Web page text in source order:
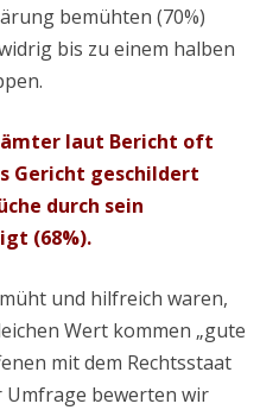
bemühten (70%)
bis zu einem halben
laut Bericht oft
Gericht geschildert
durch sein
(68%).
und hilfreich waren,
Wert kommen „gute
mit dem Rechtsstaat
Umfrage bewerten wir